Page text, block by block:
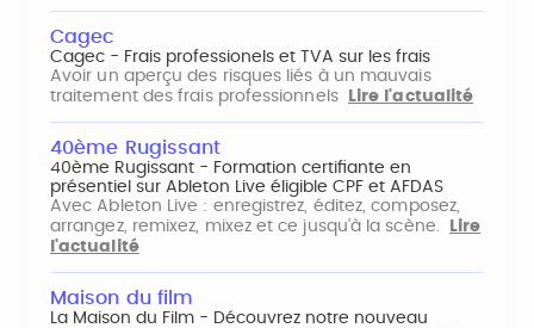
Cagec
Cagec - Frais professionels et TVA sur les frais
Avoir un aperçu des risques liés à un mauvais
traitement des frais professionnels
Lire l'actualité
40ème Rugissant
40ème Rugissant - Formation certifiante en
présentiel sur Ableton Live éligible CPF et AFDAS
Avec Ableton Live : enregistrez, éditez, composez,
arrangez, remixez, mixez et ce jusqu'à la scène.
Lire
l'actualité
Maison du film
La Maison du Film - Découvrez notre nouveau